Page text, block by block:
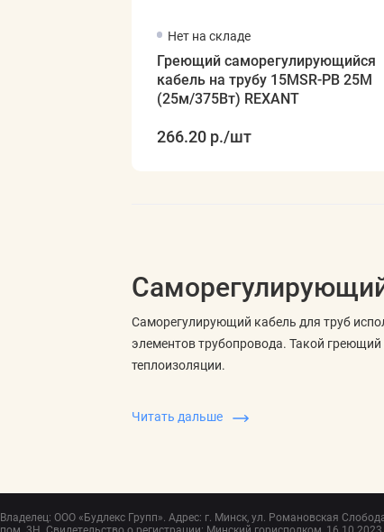
Нет на складе
Греющий саморегулирующийся
кабель на трубу 15MSR-PB 25M
(25м/375Вт) REXANT
266.20 р./шт
Саморегулирующий кабель для труб
элементов трубопровода. Такой
теплоизоляции.
Выбор зависит от конструкции участка,
Сначала определяют задачу: защита
трубопровода. Затем сравнивают
Читать дальше
Владелец: ООО «Будлекс Групп». Адрес: г. Минск, ул. Романовская